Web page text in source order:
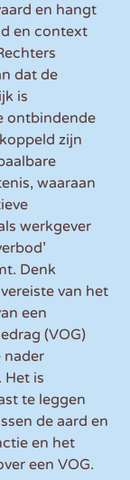
en hangt
en context
dat de
is
ontbindende
zijn
waaraan
werkgever
Denk
van het
een
(VOG)
nader
Het is
te leggen
de aard en
en het
een VOG.